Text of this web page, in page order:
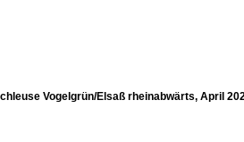
Vogelgrün/Elsaß rheinabwärts, April